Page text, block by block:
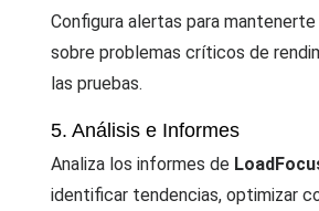
Configura alertas para
sobre problemas críticos de
las pruebas.
5. Análisis e Informes
Analiza los informes de
identificar tendencias, optimizar